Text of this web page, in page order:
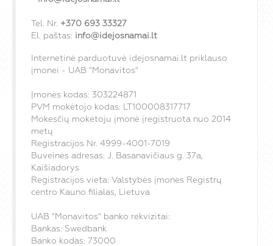
Tel. Nr. +370 693 33327
El. paštas: info@idejosnamai.lt
Internetinė parduotuvė idejosnamai.lt priklauso
įmonei - UAB "Monavitos"
Įmonės kodas: 303224871
PVM mokėtojo kodas: LT100008317717
Mokesčių mokėtoju įmonė įregistruota nuo 2014
metų
Registracijos Nr. 4999-4001-7019
Buveinės adresas: J. Basanavičiaus g. 37a,
Kaišiadorys
Registracijos vieta: Valstybės įmones Registrų
centro Kauno filialas, Lietuva
UAB "Monavitos" banko rekvizitai:
Bankas: Swedbank
Banko kodas: 73000